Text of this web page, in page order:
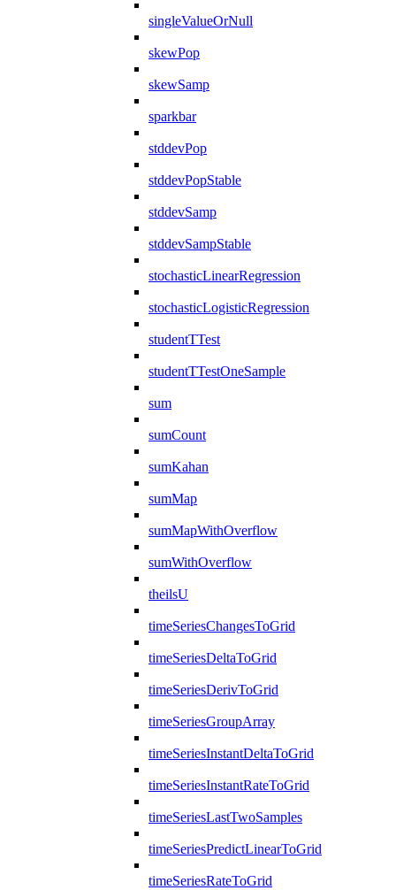
singleValueOrNull
skewPop
skewSamp
sparkbar
stddevPop
stddevPopStable
stddevSamp
stddevSampStable
stochasticLinearRegression
stochasticLogisticRegression
studentTTest
studentTTestOneSample
sum
sumCount
sumKahan
sumMap
sumMapWithOverflow
sumWithOverflow
theilsU
timeSeriesChangesToGrid
timeSeriesDeltaToGrid
timeSeriesDerivToGrid
timeSeriesGroupArray
timeSeriesInstantDeltaToGrid
timeSeriesInstantRateToGrid
timeSeriesLastTwoSamples
timeSeriesPredictLinearToGrid
timeSeriesRateToGrid